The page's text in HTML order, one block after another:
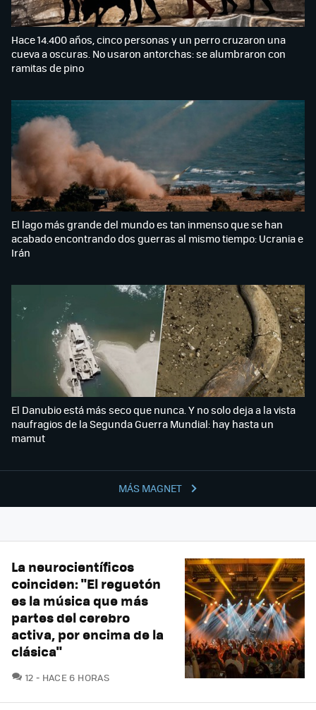
MÁS MAGNET
Hace 14.400 años, cinco personas y un perro cruzaron una
cueva a oscuras. No usaron antorchas: se alumbraron con
ramitas de pino
El lago más grande del mundo es tan inmenso que se han
acabado encontrando dos guerras al mismo tiempo: Ucrania e
Irán
El Danubio está más seco que nunca. Y no solo deja a la vista
naufragios de la Segunda Guerra Mundial: hay hasta un
mamut
La neurocientíficos
coinciden: "El reguetón
es la música que más
partes del cerebro
activa, por encima de la
clásica"
12 COMENTARIOS
HACE 6 HORAS